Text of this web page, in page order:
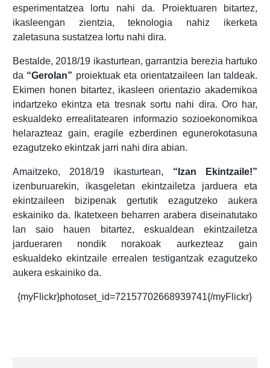
esperimentatzea lortu nahi da. Proiektuaren bitartez,
ikasleengan zientzia, teknologia nahiz ikerketa
zaletasuna sustatzea lortu nahi dira.
Bestalde, 2018/19 ikasturtean, garrantzia berezia hartuko
da “Gerolan” proiektuak eta orientatzaileen lan taldeak.
Ekimen honen bitartez, ikasleen orientazio akademikoa
indartzeko ekintza eta tresnak sortu nahi dira. Oro har,
eskualdeko errealitatearen informazio sozioekonomikoa
helarazteaz gain, eragile ezberdinen egunerokotasuna
ezagutzeko ekintzak jarri nahi dira abian.
Amaitzeko, 2018/19 ikasturtean, “Izan Ekintzaile!”
izenburuarekin, ikasgeletan ekintzailetza jarduera eta
ekintzaileen bizipenak gertutik ezagutzeko aukera
eskainiko da. Ikatetxeen beharren arabera diseinatutako
lan saio hauen bitartez, eskualdean ekintzailetza
jardueraren nondik norakoak aurkezteaz gain
eskualdeko ekintzaile errealen testigantzak ezagutzeko
aukera eskainiko da.
{myFlickr}photoset_id=72157702668939741{/myFlickr}